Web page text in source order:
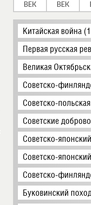
ВЕК ВЕК
Китайская война
Первая русская
Великая
Советско-
Советско-
Советские
Советско-
Советско-
Советско-
Буковинский